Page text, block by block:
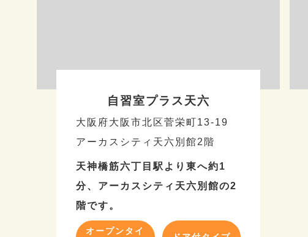
自習室プラス天六
大阪府大阪市北区菅栄町13-19
アーカスシティ天六別館2階
天神橋筋六丁目駅より東へ約1
分、アーカスシティ天六別館の2
階です。
オープンタイ